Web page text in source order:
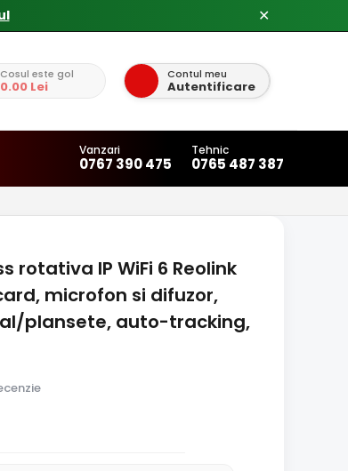
✕
Cosul este gol
0.00 Lei
Contul meu
Autentificare
Vanzari
0767 390 475
Tehnic
0765 487 387
rotativa IP WiFi 6 Reolink
microfon si difuzor,
plansete, auto-tracking,